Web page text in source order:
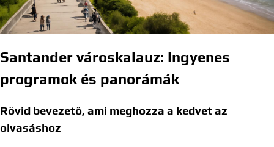
Santander városkalauz: Ingyenes
programok és panorámák
Rövid bevezető, ami meghozza a kedvet az
olvasáshoz